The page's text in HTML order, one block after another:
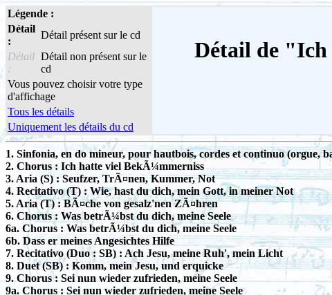
Légende :
Détail de "Ich
Détail
:
Détail présent sur le cd
Détail
:
Détail non présent sur le
cd
Vous pouvez choisir votre type
d'affichage
Tous les détails
Uniquement les détails du cd
1. Sinfonia, en do mineur, pour hautbois, cordes et continuo (orgue,
2. Chorus : Ich hatte viel BekÃ¼mmerniss
3. Aria (S) : Seufzer, TrÃ¤nen, Kummer, Not
4. Recitativo (T) : Wie, hast du dich, mein Gott, in meiner Not
5. Aria (T) : BÃ¤che von gesalz'nen ZÃ¤hren
6. Chorus : Was betrÃ¼bst du dich, meine Seele
6a. Chorus : Was betrÃ¼bst du dich, meine Seele
6b. Dass er meines Angesichtes Hilfe
7. Recitativo (Duo : SB) : Ach Jesu, meine Ruh', mein Licht
8. Duet (SB) : Komm, mein Jesu, und erquicke
9. Chorus : Sei nun wieder zufrieden, meine Seele
9a. Chorus : Sei nun wieder zufrieden, meine Seele